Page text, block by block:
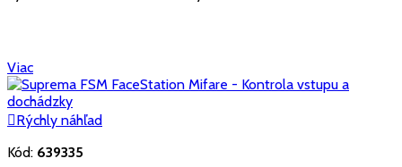
Viac
Rýchly náhľad
Kód: 639335